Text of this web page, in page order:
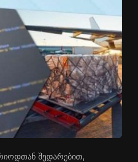
შედარებით,